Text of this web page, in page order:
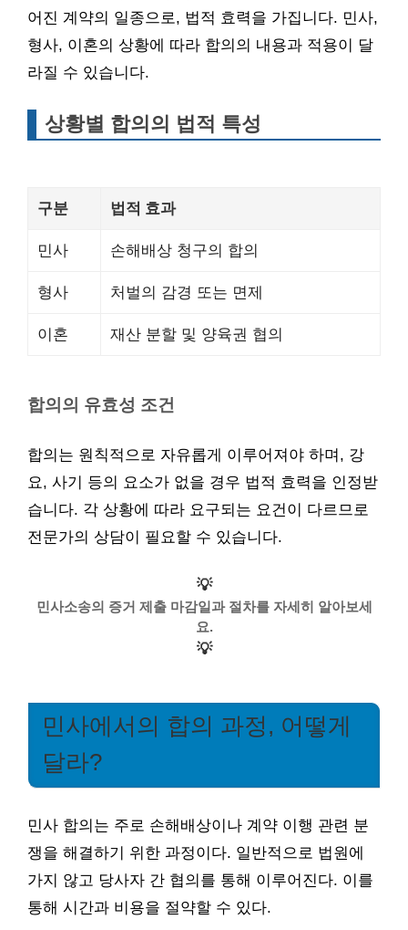
어진 계약의 일종으로, 법적 효력을 가집니다. 민사,
형사, 이혼의 상황에 따라 합의의 내용과 적용이 달
라질 수 있습니다.
상황별 합의의 법적 특성
구분 법적 효과
민사 손해배상 청구의 합의
형사 처벌의 감경 또는 면제
이혼 재산 분할 및 양육권 협의
합의의 유효성 조건
합의는 원칙적으로 자유롭게 이루어져야 하며, 강
요, 사기 등의 요소가 없을 경우 법적 효력을 인정받
습니다. 각 상황에 따라 요구되는 요건이 다르므로
전문가의 상담이 필요할 수 있습니다.
💡
민사소송의 증거 제출 마감일과 절차를 자세히 알아보세
요.
💡
민사에서의 합의 과정, 어떻게
달라?
민사 합의는 주로 손해배상이나 계약 이행 관련 분
쟁을 해결하기 위한 과정이다. 일반적으로 법원에
가지 않고 당사자 간 협의를 통해 이루어진다. 이를
통해 시간과 비용을 절약할 수 있다.